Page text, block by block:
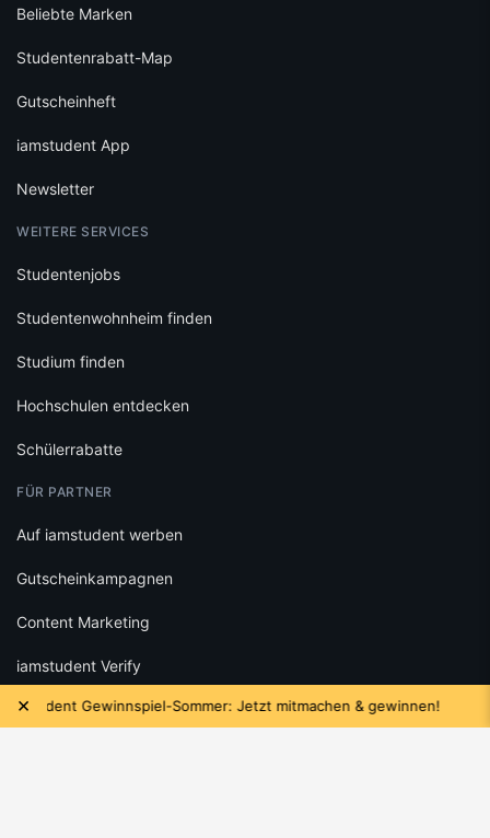
× Gewinnspiel-Sommer: Jetzt mitmachen & gewinnen!
Beliebte Marken
Studentenrabatt-Map
Gutscheinheft
iamstudent App
Newsletter
WEITERE SERVICES
Studentenjobs
Studentenwohnheim finden
Studium finden
Hochschulen entdecken
Schülerrabatte
FÜR PARTNER
Auf iamstudent werben
Gutscheinkampagnen
Content Marketing
iamstudent Verify